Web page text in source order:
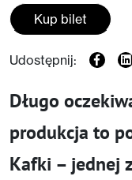
Kup bilet
Udostępnij:
Długo
produkcja to
Kafki – jednej